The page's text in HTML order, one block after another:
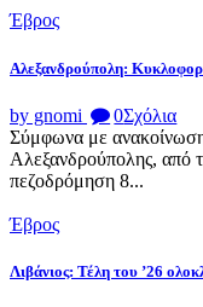
Έβρος
Αλεξανδρούπολη:
by gnomi 0Σχόλια
Σύμφωνα με
Αλεξανδρούπολης, από
πεζοδρόμηση 8...
Έβρος
Λιβάνιος: Τέλη του ’26